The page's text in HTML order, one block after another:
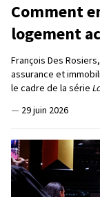
Comment
logement
François Des
assurance et
le cadre de la série
— 29 juin 2026